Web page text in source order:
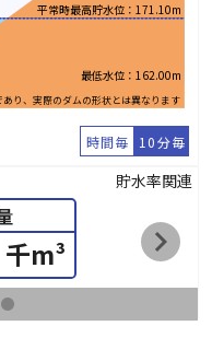
り、実際のダムの形状とは異なります
平常時最高貯水位：171.10m
最低水位：162.00m
時間毎 10分毎
貯水率関連
千m³ chevron_right
fiber_manual_record